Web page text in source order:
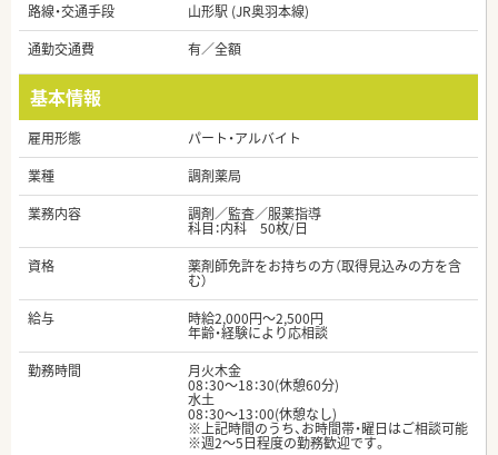
路線・交通手段
山形駅 (JR奥羽本線)
通勤交通費
有／全額
基本情報
雇用形態
パート・アルバイト
業種
調剤薬局
業務内容
調剤／監査／服薬指導
科目：内科 50枚/日
資格
薬剤師免許をお持ちの方（取得見込みの方を含
む）
給与
時給2,000円～2,500円
年齢・経験により応相談
勤務時間
月火木金
08：30～18：30(休憩60分)
水土
08：30～13：00(休憩なし)
※上記時間のうち、お時間帯・曜日はご相談可能
※週2～5日程度の勤務歓迎です。